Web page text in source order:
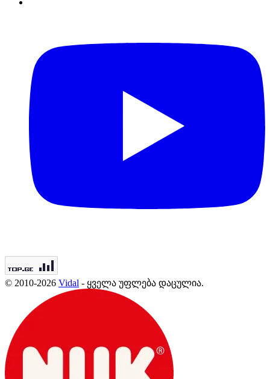
© 2010-2026 Vidal - ყველა უფლება დაცულია.